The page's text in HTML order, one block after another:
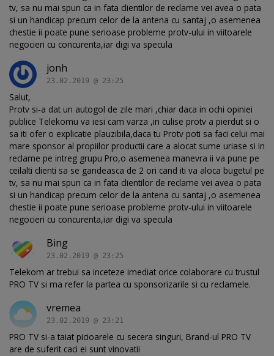
tv, sa nu mai spun ca in fata clientilor de reclame vei avea o pata
si un handicap precum celor de la antena cu santaj ,o asemenea
chestie ii poate pune serioase probleme protv-ului in viitoarele
negocieri cu concurenta,iar digi va specula
jonh
23.02.2019 @ 23:25
Salut,
Protv si-a dat un autogol de zile mari ,chiar daca in ochi opiniei
publice Telekomu va iesi cam varza ,in culise protv a pierdut si o
sa iti ofer o explicatie plauzibila,daca tu Protv poti sa faci celui mai
mare sponsor al propiilor productii care a alocat sume uriase si in
reclame pe intreg grupu Pro,o asemenea manevra ii va pune pe
ceilalti clienti sa se gandeasca de 2 ori cand iti va aloca bugetul pe
tv, sa nu mai spun ca in fata clientilor de reclame vei avea o pata
si un handicap precum celor de la antena cu santaj ,o asemenea
chestie ii poate pune serioase probleme protv-ului in viitoarele
negocieri cu concurenta,iar digi va specula
Bing
23.02.2019 @ 23:25
Telekom ar trebui sa inceteze imediat orice colaborare cu trustul
PRO TV si ma refer la partea cu sponsorizarile si cu reclamele.
vremea
23.02.2019 @ 23:21
PRO TV si-a taiat picioarele cu secera singuri, Brand-ul PRO TV
are de suferit caci ei sunt vinovatii